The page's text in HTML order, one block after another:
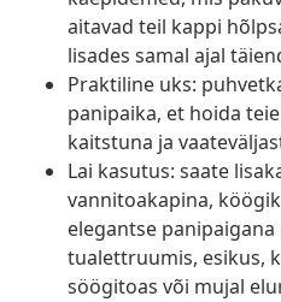
aitavad teil kappi
lisades samal ajal
Praktiline uks:
panipaika, et hoida
kaitstuna ja
Lai kasutus: saate
vannitoakapina,
elegantse
tualettruumis, esikus,
söögitoas või mujal